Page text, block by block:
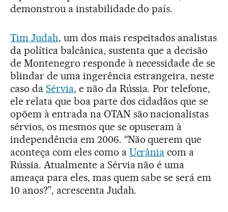
demonstrou a instabilidade do país.
Tim Judah, um dos mais respeitados analistas
da política balcânica, sustenta que a decisão
de Montenegro responde à necessidade de se
blindar de uma ingerência estrangeira, neste
caso da Sérvia, e não da Rússia. Por telefone,
ele relata que boa parte dos cidadãos que se
opõem à entrada na OTAN são nacionalistas
sérvios, os mesmos que se opuseram à
independência em 2006. “Não querem que
aconteça com eles como a Ucrânia com a
Rússia. Atualmente a Sérvia não é uma
ameaça para eles, mas quem sabe se será em
10 anos?”, acrescenta Judah.